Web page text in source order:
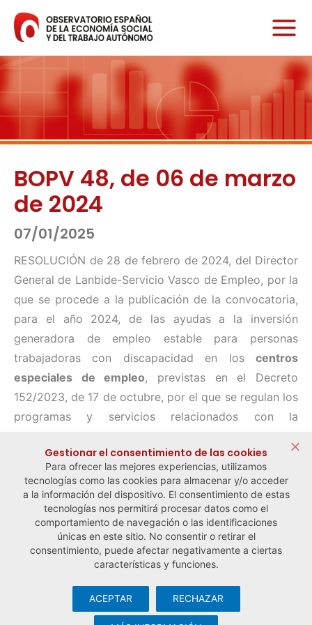
contenido
BOPV 48, de 06 de marzo
de 2024
07/01/2025
RESOLUCIÓN de 28 de febrero de 2024, del Director
General de Lanbide-Servicio Vasco de Empleo, por la
que se procede a la publicación de la convocatoria,
para el año 2024, de las ayudas a la inversión
generadora de empleo estable para personas
trabajadoras con discapacidad en los centros
especiales de empleo, previstas en el Decreto
152/2023, de 17 de octubre, por el que se regulan los
programas y servicios relacionados con la
la Comunidad Autónoma de Euskadi y el Registro
Vasco de centros especiales de empleo.
← Noticia anterior Noticia siguiente →
© Observatorio Español de la Economía Social y del Trabajo
Aviso legal y política de privacidad
Gestionar el consentimiento de las cookies
Para ofrecer las mejores experiencias, utilizamos
tecnologías como las cookies para almacenar y/o acceder
a la información del dispositivo. El consentimiento de estas
tecnologías nos permitirá procesar datos como el
comportamiento de navegación o las identificaciones
únicas en este sitio. No consentir o retirar el
consentimiento, puede afectar negativamente a ciertas
características y funciones.
ACEPTAR RECHAZAR